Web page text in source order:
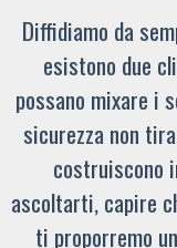
Diffidiamo da
esistono due
possano mixare i
sicurezza non
costruiscono
ascoltarti, capire
ti proporremo